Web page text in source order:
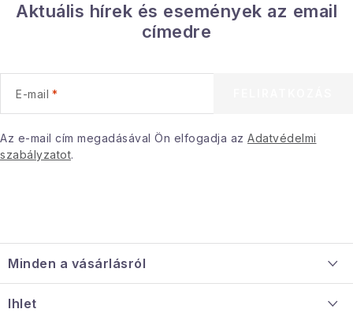
Aktuális hírek és események az email
címedre
E-mail
Az e-mail cím megadásával Ön elfogadja az Adatvédelmi
szabályzatot.
á
bMinden a vásárlásról
Ihlet